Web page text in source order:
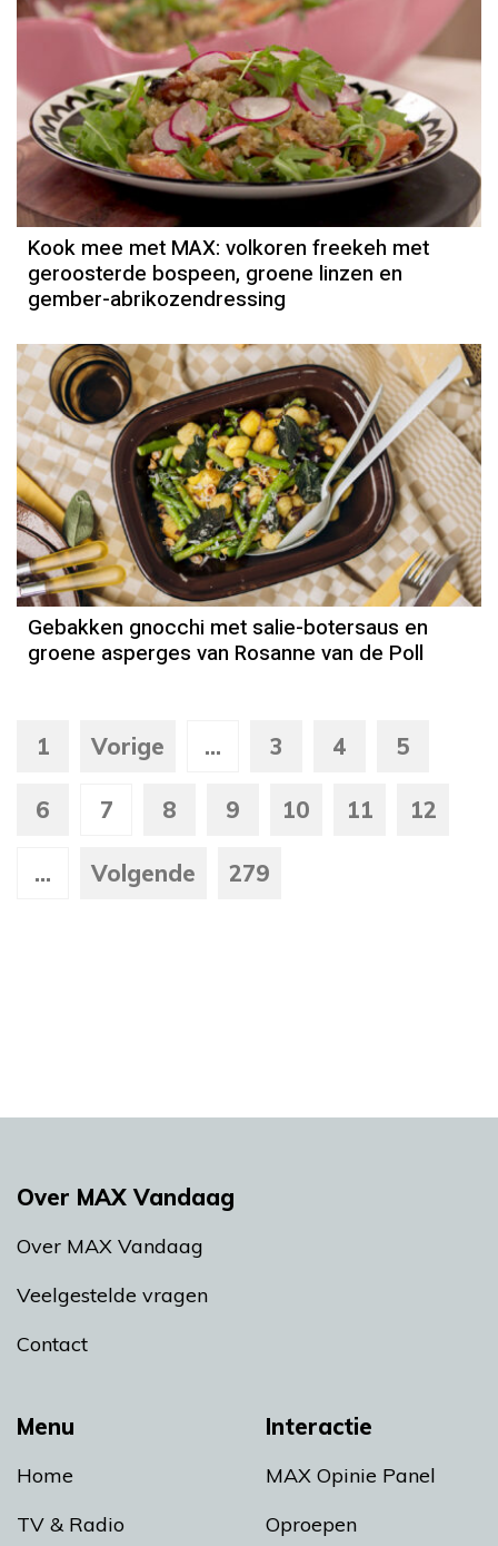
Kook mee met MAX: volkoren freekeh met
geroosterde bospeen, groene linzen en
gember-abrikozendressing
Gebakken gnocchi met salie-botersaus en
groene asperges van Rosanne van de Poll
1 Vorige ... 3 4 5
6 7 8 9 10 11 12
... Volgende 279
Menu
Home
TV & Radio
Interactie
MAX Opinie Panel
Oproepen
Over MAX Vandaag
Over MAX Vandaag
Veelgestelde vragen
Contact